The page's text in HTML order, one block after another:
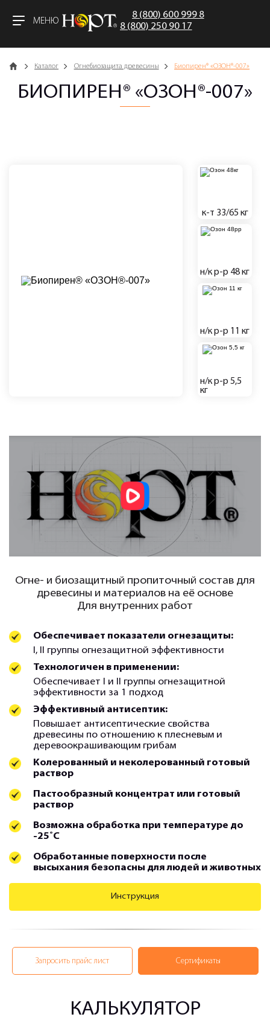
МЕНЮ
8 (800) 600 999 8
8 (800) 250 90 17
Главная Каталог Огнебиозащита древесины Биопирен® «ОЗОН®-007»
БИОПИРЕН® «ОЗОН®-007»
н/к р-р 5,5
кг
н/к р-р 11 кг
н/к р-р 48 кг
к-т 33/65 кг
Огне- и биозащитный пропиточный состав для
древесины и материалов на её основе
Для внутренних работ
Обеспечивает показатели огнезащиты:
I, II группы огнезащитной эффективности
Технологичен в применении:
Обеспечивает I и II группы огнезащитной
эффективности за 1 подход
Эффективный антисептик:
Повышает антисептические свойства
древесины по отношению к плесневым и
деревоокрашивающим грибам
Колерованный и неколерованный готовый
раствор
Пастообразный концентрат или готовый
раствор
Возможна обработка при температуре до
-25˚С
Обработанные поверхности после
высыхания безопасны для людей и животных
Инструкция
Запросить прайс лист Сертификаты
КАЛЬКУЛЯТОР